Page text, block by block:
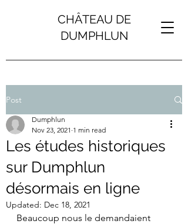
CHÂTEAU DE
DUMPHLUN
Post
Les études historiques
sur Dumphlun
désormais en ligne
Dumphlun
Nov 23, 2021 1 min read
Updated: Dec 18, 2021
Beaucoup nous le demandaient